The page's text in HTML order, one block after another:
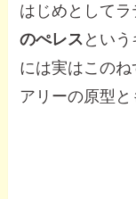
はじめとして
のぺレス とい
には実はこのね
アリーの原型と